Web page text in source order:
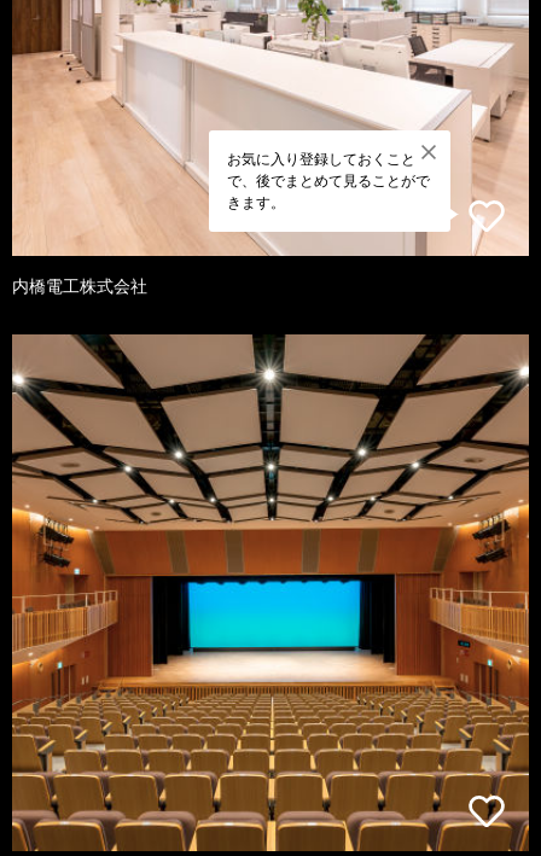
お気に入り登録しておくこと
で、後でまとめて見ることがで
きます。
内橋電工株式会社